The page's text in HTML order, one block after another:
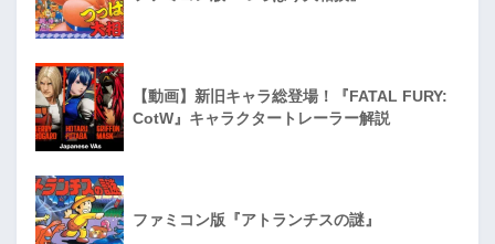
【動画】新旧キャラ総登場！『FATAL FURY:
CotW』キャラクタートレーラー解説
ファミコン版『アトランチスの謎』